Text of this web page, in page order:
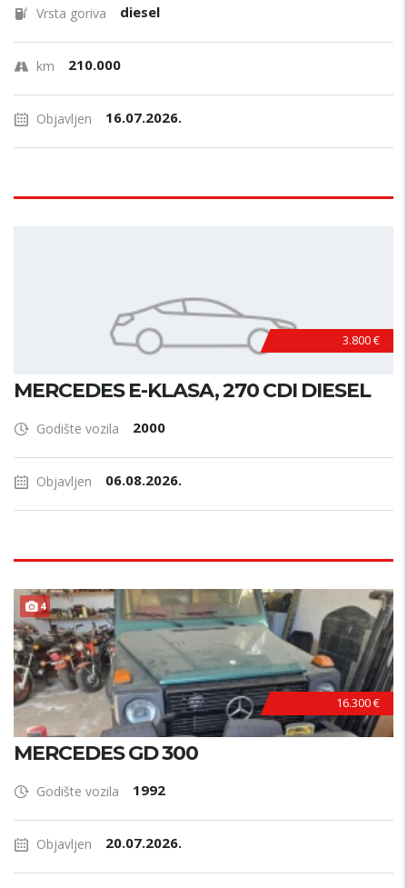
Vrsta goriva diesel
km 210.000
Objavljen 16.07.2026.
3.800 €
MERCEDES E-KLASA, 270 CDI DIESEL
Godište vozila 2000
Objavljen 06.08.2026.
4
16.300 €
MERCEDES GD 300
Godište vozila 1992
Objavljen 20.07.2026.